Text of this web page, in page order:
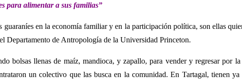
para alimentar a sus familias”
en la economía familiar y en la participación política, son ellas
Departamento de Antropología de la Universidad Princeton.
bolsas llenas de maíz, mandioca, y zapallo, para vender y regresar por
un colectivo que las busca en la comunidad. En Tartagal, tienen ya